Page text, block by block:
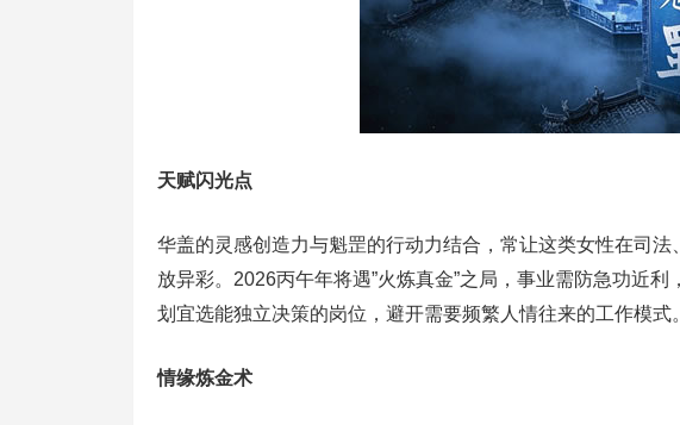
天赋闪光点
华盖的灵感创造力与魁罡的行动力结合，常让这类女性在司法
放异彩。2026丙午年将遇”火炼真金”之局，事业需防急功近
划宜选能独立决策的岗位，避开需要频繁人情往来的工作模式。
情缘炼金术